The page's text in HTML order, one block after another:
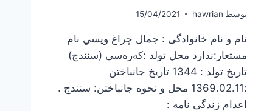
توسط hawrian
15/04/2021
نام و نام خانوادگی : جمال چراغ ويسي نام
مستعار:ندارد محل تولد :كەرەسی (سنندج)
تاریخ تولد : 1344 تاریخ جانباختن
:1369.02.11 محل و نحوه جانباختن: سنندج .
اعدام زندگی نامه :